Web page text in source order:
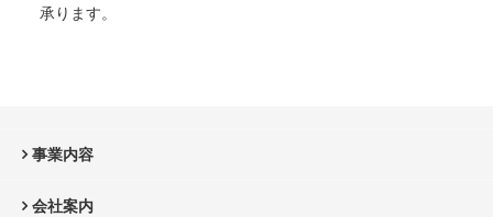
承ります。
事業内容
会社案内